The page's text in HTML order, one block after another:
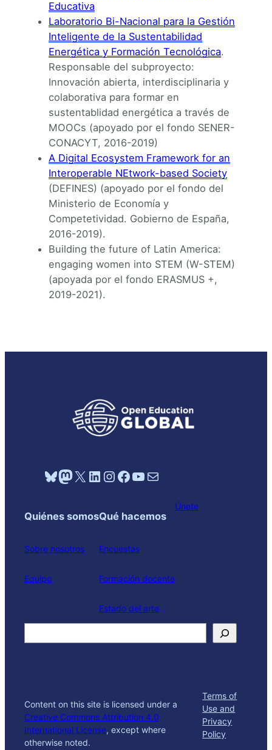
Educativa
Laboratorio Bi-Nacional para la Gestión
Inteligente de la Sustentabilidad
Energética y Formación Tecnológica.
Responsable del subproyecto:
Innovación abierta, interdisciplinaria y
colaborativa para formar en
sustentablidad energética a través de
MOOCs (apoyado por el fondo SENER-
CONACYT, 2016-2019)
A Digital Ecosystem Framework for an
Interoperable NEtwork-based Society
(DEFINES) (apoyado por el fondo del
Ministerio de Economía y
Competetividad. Gobierno de España,
2016-2019).
Building the future of Latin America:
engaging women into STEM (W-STEM)
(apoyada por el fondo ERASMUS +,
2019-2021).
Bluesky
Mastodon
X LinkedIn
Instagram
Facebook
YouTube
Mail
Quiénes somos
Sobre nosotros
Equipo
Qué hacemos
Encuestas
Formación docente
Estado del arte
Únete
Content on this site is licensed under a
Creative Commons Attribution 4.0
International License, except where
otherwise noted.
Terms of
Use and
Privacy
Policy